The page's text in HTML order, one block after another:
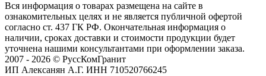
Вся информация о товарах размещена на сайте в
ознакомительных целях и не является публичной офертой
согласно ст. 437 ГК РФ. Окончательная информация о
наличии, сроках доставки и стоимости продукции будет
уточнена нашими консультантами при оформлении заказа.
2007 - 2026 © РуссКомГранит
ИП Алексанян А.Г. ИНН 710520766245